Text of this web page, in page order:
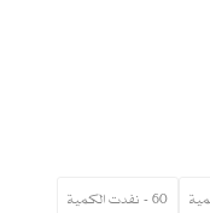
60 - نفدت الكمية